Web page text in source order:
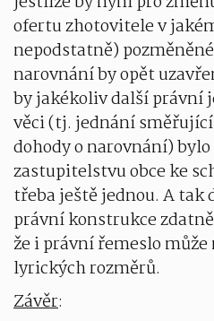
ofertu zhotovitele v
nepodstatně)
narovnání by opět
by jakékoliv další právní
věci (tj. jednání
dohody o narovnání)
zastupitelstvu obce ke
třeba ještě jednou. A tak
právní konstrukce
že i právní řemeslo
lyrických rozměrů.
Závěr: